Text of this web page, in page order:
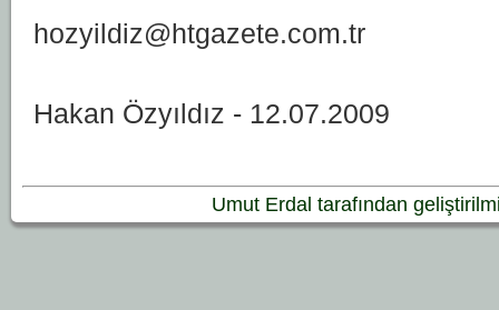
hozyildiz@htgazete.com.tr
Hakan Özyıldız - 12.07.2009
Umut Erdal tarafından